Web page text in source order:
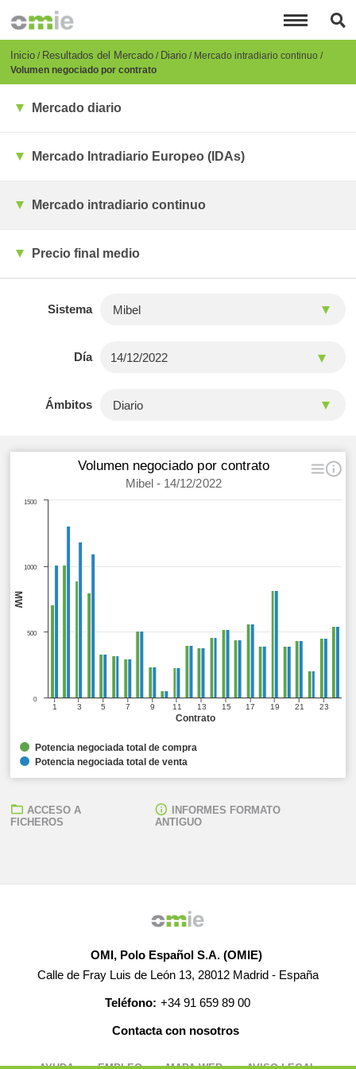
principal
Breadcrumb
Inicio Resultados del Mercado Diario Mercado intradiario continuo
Volumen negociado por contrato
Mercado diario
Mercado Intradiario Europeo (IDAs)
Mercado intradiario continuo
Precio final medio
Sistema
Día
Ámbitos
Contrato
MW
Volumen negociado por contrato
Mibel - 14/12/2022
1 3 5 7 9 11 13 15 17 19 21 23
0
500
1000
1500
Potencia negociada total de compra
Potencia negociada total de venta
ACCESO A
FICHEROS
INFORMES FORMATO
ANTIGUO
OMI, Polo Español S.A. (OMIE)
Calle de Fray Luis de León 13, 28012 Madrid - España
Teléfono: +34 91 659 89 00
Contacta con nosotros